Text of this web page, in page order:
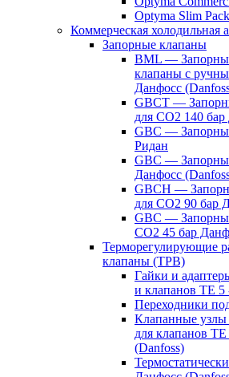
Optyma Slim Pack
Коммерческая холодильная
Запорные клапаны
BML —
клапаны с
Данфосс
GBCT —
для CO2 140
GBC —
Ридан
GBC —
Данфосс
GBCH —
для CO2 90 бар
GBC —
CO2 45 бар
Терморегулирующие
клапаны (ТРВ)
Гайки и
и клапанов TE 5
Переходники
Клапанные узлы
для клапанов
(Danfoss)